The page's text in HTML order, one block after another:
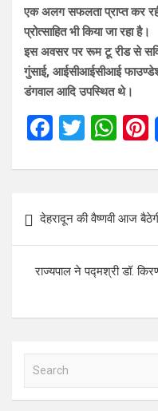
एक अलग सफलता प्राप्त कर रही
प्रोत्साहित भी किया जा रहा है।
इस अवसर पर रूम टू रीड से
गुंसाई, आईसीआईसीआई
डंगवाल आदि उपस्थित थे।
F
ce
o
o
k
T
tt
er
W
at
A
p
p
t
navigation
देहरादून की वैष्णवी आज
राज्यपाल ने पद्मश्री डॉ.
a